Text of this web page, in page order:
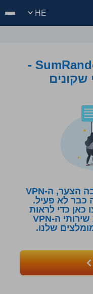
HE
ביקורת SumRando VPN 2026 -
שקונים
למרבה הצער, ה-VPN
כבר לא פעיל.
כאן כדי לראות
את שירותי ה-VPN
שלנו.